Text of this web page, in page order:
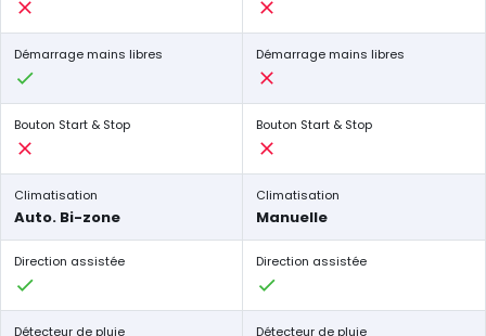
Démarrage mains libres Démarrage mains libres
Bouton Start & Stop Bouton Start & Stop
Climatisation
Auto. Bi-zone
Climatisation
Manuelle
Direction assistée Direction assistée
Détecteur de pluie Détecteur de pluie